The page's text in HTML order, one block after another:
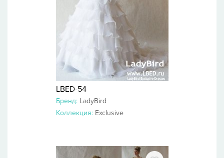
LBED-54
Бренд: LadyBird
Коллекция: Exclusive